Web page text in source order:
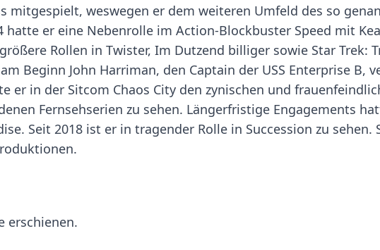
mitgespielt, weswegen er dem weiteren Umfeld des so
hatte er eine Nebenrolle im Action-Blockbuster Speed mit
Rollen in Twister, Im Dutzend billiger sowie Star Trek:
Beginn John Harriman, den Captain der USS Enterprise B,
er in der Sitcom Chaos City den zynischen und
Fernsehserien zu sehen. Längerfristige Engagements
Seit 2018 ist er in tragender Rolle in Succession zu sehen.
erschienen.